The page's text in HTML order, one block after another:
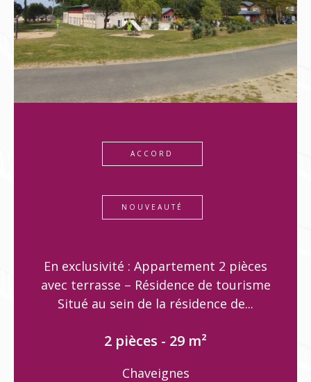
ACCORD
NOUVEAUTÉ
En exclusivité : Appartement 2 pièces
avec terrasse – Résidence de tourisme
Situé au sein de la résidence de...
2 pièces - 29 m²
Chaveignes